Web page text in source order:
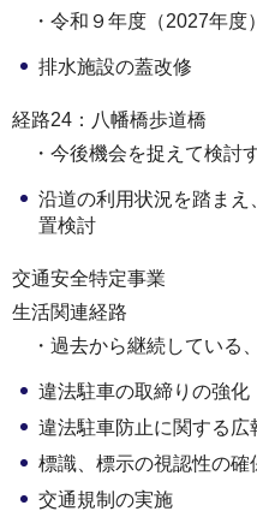
・令和９年度（2027年度
排水施設の蓋改修
経路24：八幡橋歩道橋
・今後機会を捉えて検討
沿道の利用状況を踏ま
置検討
交通安全特定事業
生活関連経路
・過去から継続している
違法駐車の取締りの強化
違法駐車防止に関する広
標識、標示の視認性の確
交通規制の実施